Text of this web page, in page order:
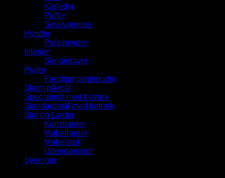
Kæledyr
Puffer
Soveværelse
Hynder
Pallehynder
Interiør
Sengegavle
Puder
Færdige pyntepuder
Skum på mål
Specialmål med betræk
Standardmål med betræk
Stof og Læder
Kunstlæder
Møbellæder
Møbelstof
Udendørsstof
Syninger